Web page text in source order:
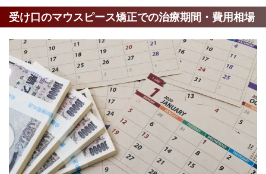
受け口のマウスピース矯正での治療期間・費用相場